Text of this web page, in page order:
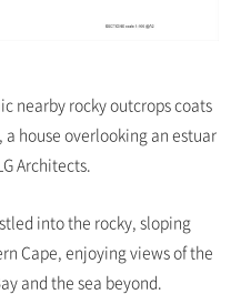
nearby rocky outcrops coats
house overlooking an estuar
Architects.
into the rocky, sloping
Cape, enjoying views of the
and the sea beyond.